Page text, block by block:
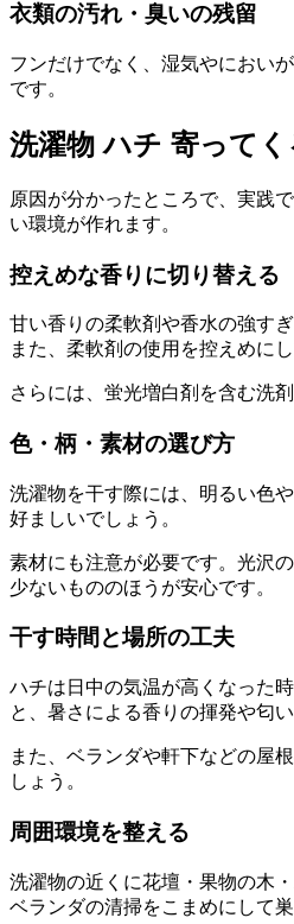
衣類の汚れ・臭いの残留
フンだけでなく、湿気やにおい
です。
洗濯物 ハチ 寄って
原因が分かったところで、実践
い環境が作れます。
控えめな香りに切り替える
甘い香りの柔軟剤や香水の強す
また、柔軟剤の使用を控えめに
さらには、蛍光増白剤を含む洗
色・柄・素材の選び方
洗濯物を干す際には、明るい色
好ましいでしょう。
素材にも注意が必要です。光沢
少ないもののほうが安心です。
干す時間と場所の工夫
ハチは日中の気温が高くなった
と、暑さによる香りの揮発や匂
また、ベランダや軒下などの屋
しょう。
周囲環境を整える
洗濯物の近くに花壇・果物の木
ベランダの清掃をこまめにして